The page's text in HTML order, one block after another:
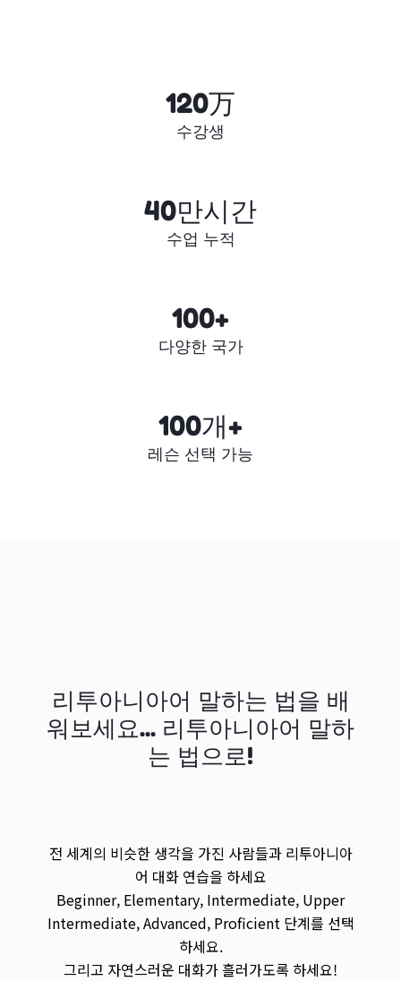
120万
수강생
40만시간
수업 누적
100+
다양한 국가
100개+
레슨 선택 가능
리투아니아어 말하는 법을 배
워보세요... 리투아니아어 말하
는 법으로!
전 세계의 비슷한 생각을 가진 사람들과 리투아니아
어 대화 연습을 하세요
Beginner, Elementary, Intermediate, Upper
Intermediate, Advanced, Proficient 단계를 선택
하세요.
그리고 자연스러운 대화가 흘러가도록 하세요!